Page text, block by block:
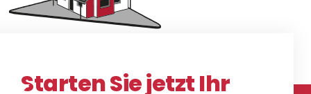
Starten Sie jetzt Ihr